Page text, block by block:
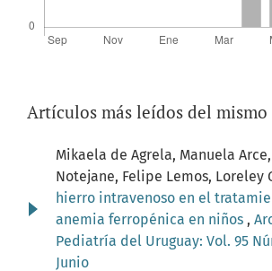
Artículos más leídos del
Mikaela de Agrela, Manuela
Notejane, Felipe Lemos, Loreley
hierro intravenoso en el
anemia ferropénica en niños ,
Pediatría del Uruguay: Vol. 95
Junio